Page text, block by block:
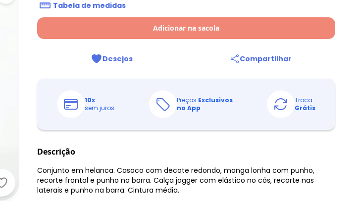
Moda Pop - Conjunto Básico Preto
Tabela de medidas
Adicionar na sacola
Desejos Compartilhar
10x
sem juros
Preços Exclusivos
no App
Troca
Grátis
Descrição
Conjunto em helanca. Casaco com decote redondo, manga lonha com punho,
recorte frontal e punho na barra. Calça jogger com elástico no cós, recorte nas
laterais e punho na barra. Cintura média.